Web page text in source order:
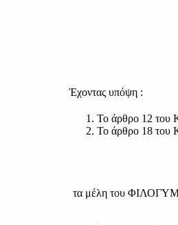
Έχοντας υπόψη :
Το άρθρο 12 του
Το άρθρο 18 του
τα μέλη του